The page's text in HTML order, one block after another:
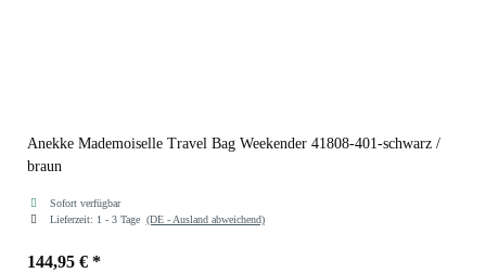
Anekke Mademoiselle Travel Bag Weekender 41808-401-schwarz /
braun
Sofort verfügbar
Lieferzeit: 1 - 3 Tage (DE - Ausland abweichend)
144,95 € *